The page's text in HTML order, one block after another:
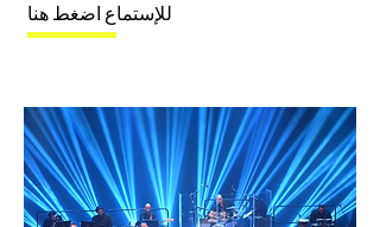
للإستماع اضغط هنا